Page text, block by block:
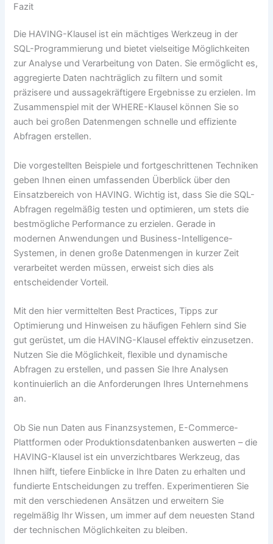
Fazit
Die HAVING-Klausel ist ein mächtiges Werkzeug in der
SQL-Programmierung und bietet vielseitige Möglichkeiten
zur Analyse und Verarbeitung von Daten. Sie ermöglicht es,
aggregierte Daten nachträglich zu filtern und somit
präzisere und aussagekräftigere Ergebnisse zu erzielen. Im
Zusammenspiel mit der WHERE-Klausel können Sie so
auch bei großen Datenmengen schnelle und effiziente
Abfragen erstellen.
Die vorgestellten Beispiele und fortgeschrittenen Techniken
geben Ihnen einen umfassenden Überblick über den
Einsatzbereich von HAVING. Wichtig ist, dass Sie die SQL-
Abfragen regelmäßig testen und optimieren, um stets die
bestmögliche Performance zu erzielen. Gerade in
modernen Anwendungen und Business-Intelligence-
Systemen, in denen große Datenmengen in kurzer Zeit
verarbeitet werden müssen, erweist sich dies als
entscheidender Vorteil.
Mit den hier vermittelten Best Practices, Tipps zur
Optimierung und Hinweisen zu häufigen Fehlern sind Sie
gut gerüstet, um die HAVING-Klausel effektiv einzusetzen.
Nutzen Sie die Möglichkeit, flexible und dynamische
Abfragen zu erstellen, und passen Sie Ihre Analysen
kontinuierlich an die Anforderungen Ihres Unternehmens
an.
Ob Sie nun Daten aus Finanzsystemen, E-Commerce-
Plattformen oder Produktionsdatenbanken auswerten – die
HAVING-Klausel ist ein unverzichtbares Werkzeug, das
Ihnen hilft, tiefere Einblicke in Ihre Daten zu erhalten und
fundierte Entscheidungen zu treffen. Experimentieren Sie
mit den verschiedenen Ansätzen und erweitern Sie
regelmäßig Ihr Wissen, um immer auf dem neuesten Stand
der technischen Möglichkeiten zu bleiben.